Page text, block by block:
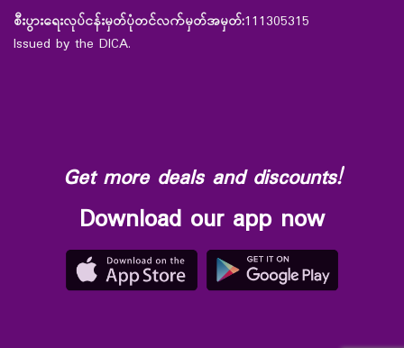
စီးပွားရေးလုပ်ငန်းမှတ်ပုံတင်လက်မှတ်အမှတ်:111305315
Issued by the DICA.
Get more deals and discounts!
Download our app now